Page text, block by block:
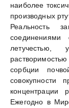
наиболее
производных
Реальность
соединениями
летучестью,
сорбции
совокупности
концентрации
Ежегодно в